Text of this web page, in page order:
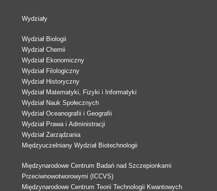
Wydziały
Wydział Biologii
Wydział Chemii
Wydział Ekonomiczny
Wydział Filologiczny
Wydział Historyczny
Wydział Matematyki, Fizyki i Informatyki
Wydział Nauk Społecznych
Wydział Oceanografii i Geografii
Wydział Prawa i Administracji
Wydział Zarządzania
Międzyuczelniany Wydział Biotechnologii
Międzynarodowe Centrum Badań nad Szczepionkami
Przeciwnowotworowymi (ICCVS)
Międzynarodowe Centrum Teorii Technologii Kwantowych